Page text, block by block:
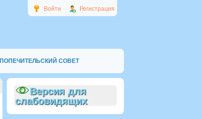
Войти Регистрация
ПОПЕЧИТЕЛЬСКИЙ СОВЕТ
Версия для
слабовидящих